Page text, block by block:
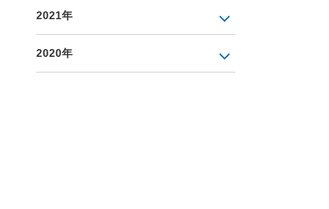
2021年
2020年